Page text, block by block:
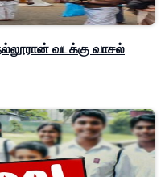
வடக்கு வாசல்